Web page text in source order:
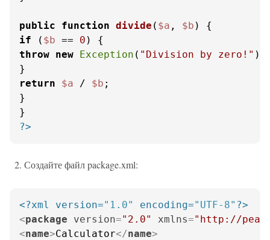
public function divide ( $a , $b )
if ( $b == 0
throw new Exception ( "Division by zero!" );
return
$a / $b ;
}
?>
Создайте файл package.xml:
<?xml version="1.0" encoding="UTF-8" ?>
<package version="2.0" xmlns="http://
<name>Calculator</name>